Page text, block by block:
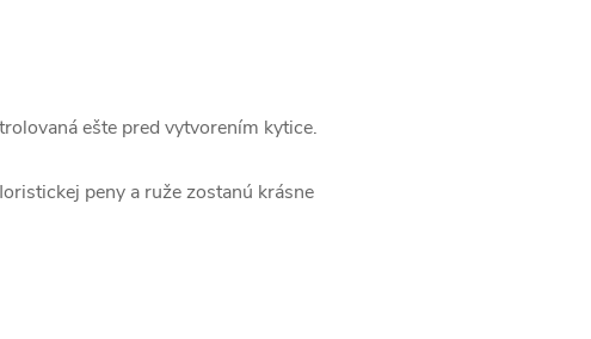
ešte pred vytvorením kytice.
peny a ruže zostanú krásne